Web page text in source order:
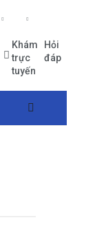
Khám
trực
tuyến
Hỏi
đáp